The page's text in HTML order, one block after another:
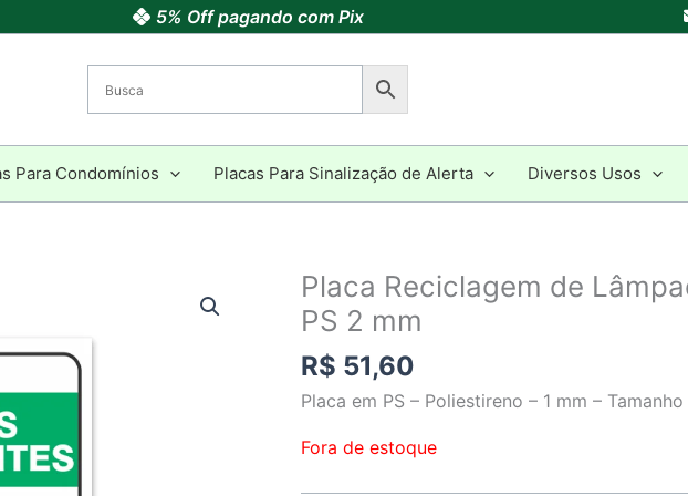
5% Off pagando com Pix
Para Condomínios Placas Para Sinalização de Alerta Diversos Usos
Placa Reciclagem de
PS 2 mm
R$ 51,60
Placa em PS – Poliestireno – 1 mm –
Fora de estoque